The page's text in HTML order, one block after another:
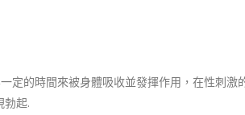
定的時間來被身體吸收並發揮作用，在性刺激
勃起.